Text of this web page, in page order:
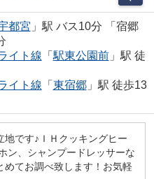
都宮 」駅 バス10分 「宿郷
イト線 「 駅東公園前」駅 徒
イト線 「 東宿郷」駅 徒歩13
です♪ＩＨクッキングヒー
ン、シャンプードレッサーな
てお調べ致します！お気軽